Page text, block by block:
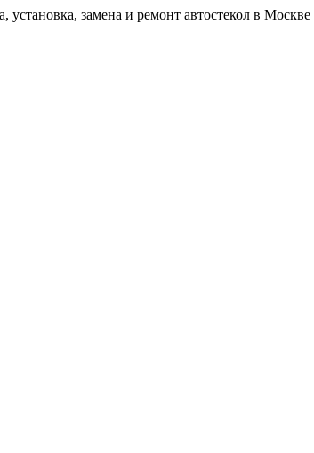
установка, замена и ремонт автостекол в Москве